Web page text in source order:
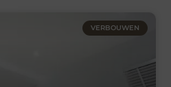
VERBOUWEN